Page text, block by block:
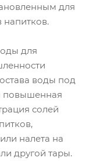
для
напитков.
для
воды под
повышенная
солей
налета на
другой тары.